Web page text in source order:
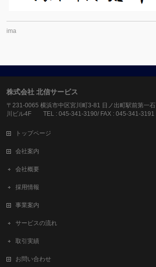
ima
株式会社 北信サービス
〒231-0065 横浜市中区宮川町3-81 日ノ出町駅前第一石
川ビル4F TEL : 045-341-3190/ FAX : 045-341-3191
トップページ
会社案内
会社概要
採用情報
事業案内
サービスの流れ
取引実績
お問い合わせ